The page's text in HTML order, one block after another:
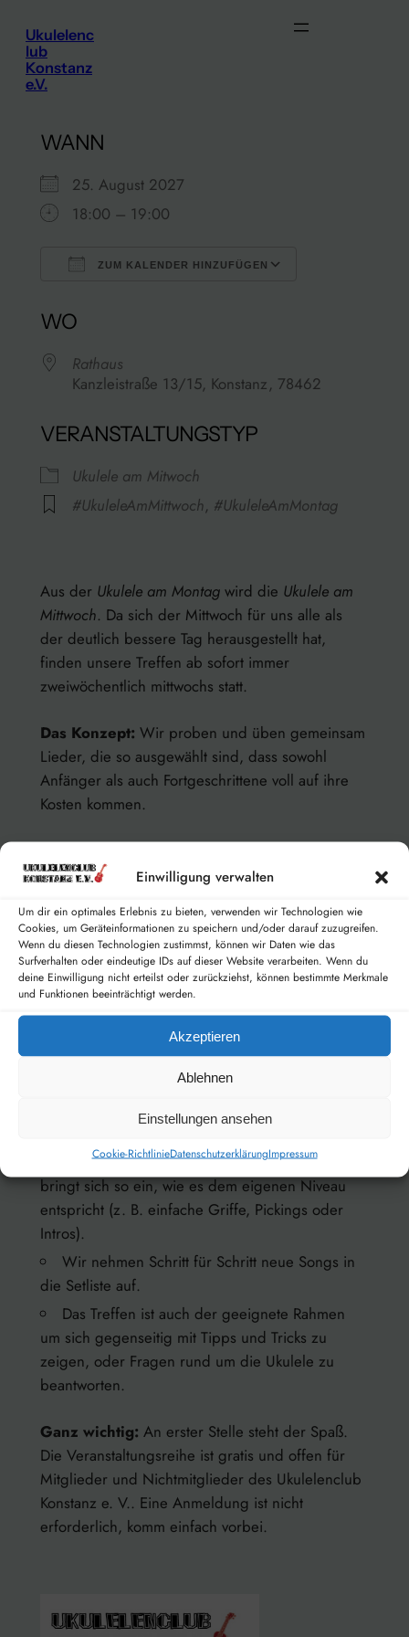
Einwilligung verwalten
Um dir ein optimales Erlebnis zu bieten, verwenden wir Technologien wie
Cookies, um Geräteinformationen zu speichern und/oder darauf zuzugreifen.
Wenn du diesen Technologien zustimmst, können wir Daten wie das
Surfverhalten oder eindeutige IDs auf dieser Website verarbeiten. Wenn du
deine Einwilligung nicht erteilst oder zurückziehst, können bestimmte Merkmale
und Funktionen beeinträchtigt werden.
Akzeptieren
Ablehnen
Einstellungen ansehen
Cookie-RichtlinieDatenschutzerklärungImpressum
Inhalt
springen
Ukulelenc
lub
Konstanz
e.V.
WANN
25. August 2027
18:00 – 19:00
ZUM KALENDER HINZUFÜGEN
WO
Rathaus
Kanzleistraße 13/15, Konstanz, 78462
VERANSTALTUNGSTYP
Ukulele am Mitwoch
#UkuleleAmMittwoch, #UkuleleAmMontag
Veranstaltungen anzeigen
Aus der Ukulele am Montagwird die Ukulele am
Mittwoch. Da sich der Mittwoch für uns alle als
der deutlich bessere Tag herausgestellt hat,
finden unsere Treffen ab sofort immer
zweiwöchentlich mittwochs statt.
Das Konzept: Wir proben und üben gemeinsam
Lieder, die so ausgewählt sind, dass sowohl
Anfänger als auch Fortgeschrittene voll auf ihre
Kosten kommen.
festes Repertoire aufbauen. Für alle, die Lust
Zukunft auch kleine Auftritte wagen!Aber ganz
wichtig:Das ist ein reinesKann-Angebot(!).Wer
einfach nur in geselliger Runde für sich spielen
und lernen möchte, ist genauso herzlich
willkommen.Niemand muss auf die Bühne!
Der Rahmen:
Wir spielen und festigen die Lieder aus
unserem wachsenden Repertoire.
Wir feilen gemeinsam an den Stücken – jeder
bringt sich so ein, wie es dem eigenen Niveau
entspricht (z. B. einfache Griffe, Pickings oder
Intros).
Wir nehmen Schritt für Schritt neue Songs in
die Setliste auf.
Das Treffen ist auch der geeignete Rahmen
um sich gegenseitig mit Tipps und Tricks zu
zeigen, oder Fragen rund um die Ukulele zu
beantworten.
Ganz wichtig: An erster Stelle steht der Spaß.
Die Veranstaltungsreihe ist gratis und offen für
Mitglieder und Nichtmitglieder des Ukulelenclub
Konstanz e. V.. Eine Anmeldung ist nicht
erforderlich, komm einfach vorbei.